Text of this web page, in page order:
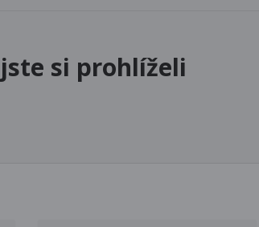
si prohlíželi